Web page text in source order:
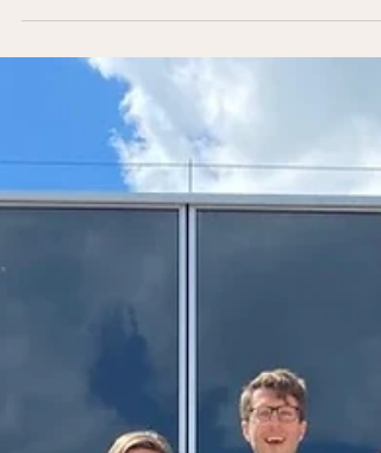
A Importância dos Rankings de MBAs: Uma
Análise Profunda Os rankings de MBAs têm sido
uma ferramenta amplamente utilizada por
estudantes,...